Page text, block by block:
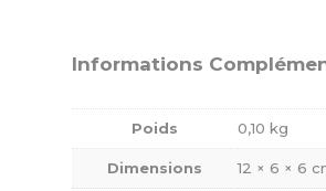
Informations
Poids 0,10 kg
Dimensions 12 × 6 × 6